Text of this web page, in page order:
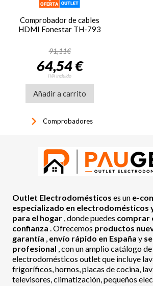
Comprobador de cables
HDMI Fonestar TH-793
91,11€
64,54 €
IVA incluido
Añadir a carrito
keyboard_arrow_right Comprobadores
Outlet Electrodomésticos es un e-
especializado en electrodomésticos
para el hogar , donde puedes comprar
confianza . Ofrecemos productos
garantía , envío rápido en España y
profesional , con un amplio catálogo de
electrodomésticos outlet que incluye
frigoríficos, hornos, placas de cocina,
televisores, climatización, pequeños